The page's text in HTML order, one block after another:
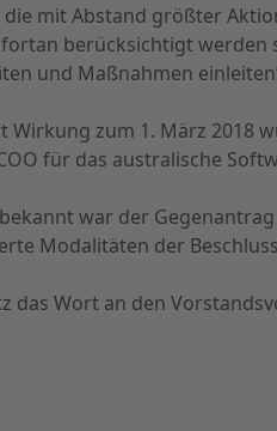
mit Abstand größter
berücksichtigt
und Maßnahmen
zum 1. März 2018
für das australische
war der
Modalitäten der
Wort an den